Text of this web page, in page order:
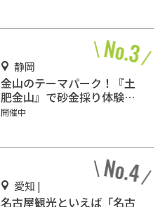
静岡
金山のテーマパーク！『土
肥金山』で砂金採り体験や
坑道観光を楽しもう♪
開催中
愛知 |
名古屋観光といえば「名古